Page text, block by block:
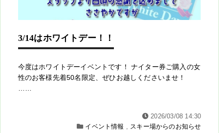
3/14はホワイトデー！！
今度はホワイトデーイベントです！ ナイター券ご購入の女
性のお客様先着50名限定、ぜひお越しくださいませ！
2026/03/08 14:30
イベント情報
スキー場からのお知らせ